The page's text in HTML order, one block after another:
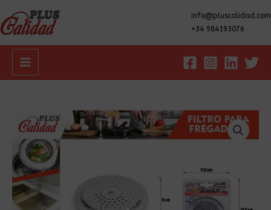
info@pluscalidad.com
+34 984193076
Main